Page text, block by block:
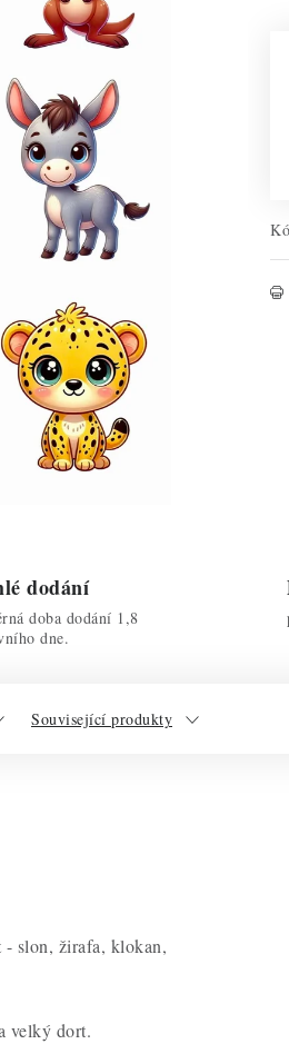
dodání
doba dodání 1,8
dne.
Související produkty
- slon, žirafa, klokan,
velký dort.